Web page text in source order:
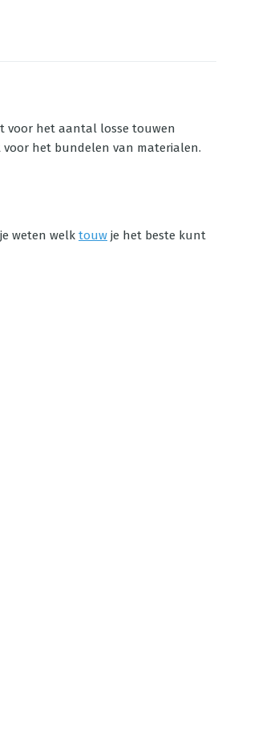
voor het aantal losse touwen
het bundelen van materialen.
weten welk touw je het beste kunt